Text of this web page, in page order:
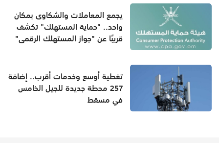
يجمع المعاملات والشكاوى بمكان
واحد.. "حماية المستهلك" تكشف
قريبًا عن "جواز المستهلك الرقمي"
تغطية أوسع وخدمات أقرب.. إضافة
257 محطة جديدة للجيل الخامس
في مسقط